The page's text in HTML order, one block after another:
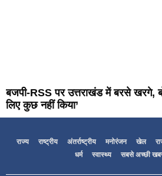
बजपी-RSS पर उत्तराखंड में बरसे खरगे,
लिए कुछ नहीं किया’
राज्य राष्ट्रीय अंतर्राष्ट्रीय मनोरंजन खेल
धर्म
स्वास्थ्य सबसे अच्छी